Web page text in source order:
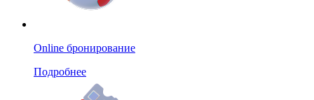
Online бронирование
Подробнее